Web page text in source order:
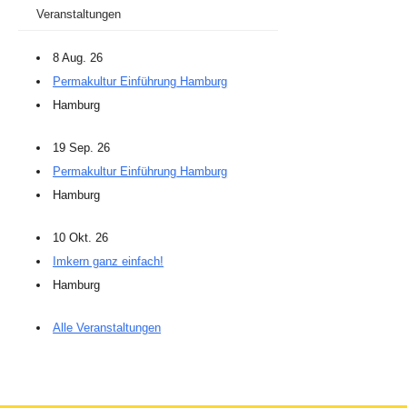
Veranstaltungen
8 Aug. 26
Permakultur Einführung Hamburg
Hamburg
19 Sep. 26
Permakultur Einführung Hamburg
Hamburg
10 Okt. 26
Imkern ganz einfach!
Hamburg
Alle Veranstaltungen